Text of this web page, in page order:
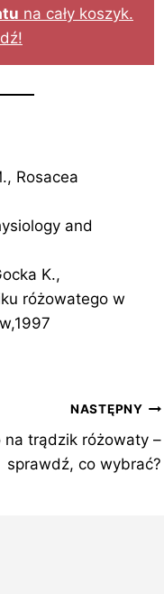
na cały koszyk.
Rosacea
and
K.,
różowatego w
NASTĘPNY
na trądzik różowaty –
sprawdź, co wybrać?